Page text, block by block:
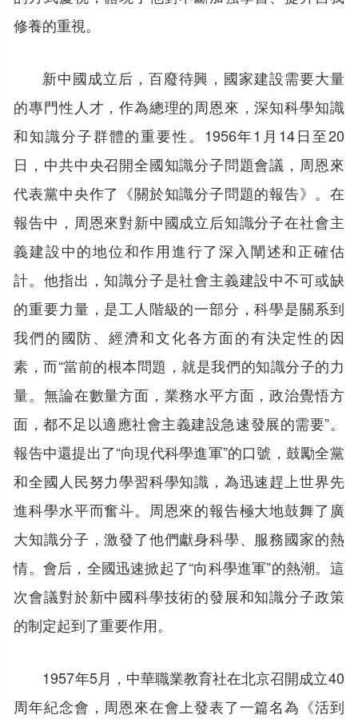
修養的重視。
新中國成立后，百廢待興，國家建設需要大量
的專門性人才，作為總理的周恩來，深知科學知識
和知識分子群體的重要性。1956年1月14日至20
日，中共中央召開全國知識分子問題會議，周恩來
代表黨中央作了《關於知識分子問題的報告》。在
報告中，周恩來對新中國成立后知識分子在社會主
義建設中的地位和作用進行了深入闡述和正確估
計。他指出，知識分子是社會主義建設中不可或缺
的重要力量，是工人階級的一部分，科學是關系到
我們的國防、經濟和文化各方面的有決定性的因
素，而“當前的根本問題，就是我們的知識分子的力
量。無論在數量方面，業務水平方面，政治覺悟方
面，都不足以適應社會主義建設急速發展的需要”。
報告中還提出了“向現代科學進軍”的口號，鼓勵全黨
和全國人民努力學習科學知識，為迅速趕上世界先
進科學水平而奮斗。周恩來的報告極大地鼓舞了廣
大知識分子，激發了他們獻身科學、服務國家的熱
情。會后，全國迅速掀起了“向科學進軍”的熱潮。這
次會議對於新中國科學技術的發展和知識分子政策
的制定起到了重要作用。
1957年5月，中華職業教育社在北京召開成立40
周年紀念會，周恩來在會上發表了一篇名為《活到